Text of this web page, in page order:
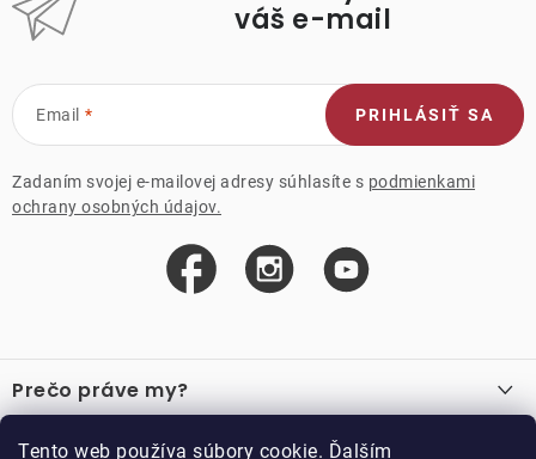
Tento web používa súbory cookie. Ďalším
váš e-mail
Email
Zadaním svojej e-mailovej adresy súhlasíte s podmienkami
ochrany osobných údajov.
PRIHLÁSIŤ SA
á
p
ä
Prečo práve my?
Důležité odkazy